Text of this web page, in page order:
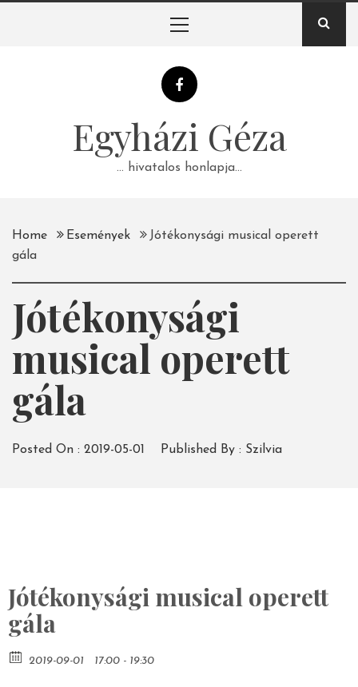
Egyházi Géza
… hivatalos honlapja…
Home Események
Jótékonysági musical operett
gála
Jótékonysági
musical operett
gála
Posted On : 2019-05-01 Published By : Szilvia
Jótékonysági musical operett
gála
2019-09-01 17:00 - 19:30